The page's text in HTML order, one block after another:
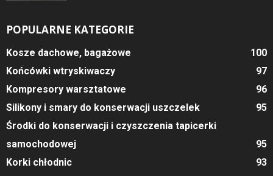
POPULARNE KATEGORIE
Kosze dachowe, bagażowe
100
Końcówki wtryskiwaczy
97
Kompresory warsztatowe
96
Silikony i smary do konserwacji uszczelek
95
Środki do konserwacji i czyszczenia tapicerki
samochodowej
95
Korki chłodnic
93